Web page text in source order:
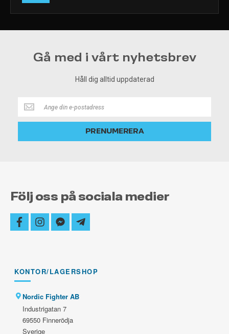
Gå med i vårt nyhetsbrev
Håll dig alltid uppdaterad
Håll
dig
alltid
PRENUMERERA
Följ oss på sociala medier
facebookinstagram
facebook-
messenger
telegram-
plane
KONTOR/LAGERSHOP
Nordic Fighter AB
Industrigatan 7
69550 Finnerödja
Sverige